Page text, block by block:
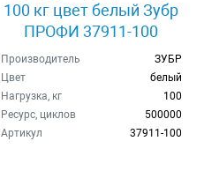
100 кг цвет белый Зубр
ПРОФИ 37911-100
Производитель
ЗУБР
Цвет
белый
Нагрузка, кг
100
Ресурс, циклов
500000
Артикул
37911-100